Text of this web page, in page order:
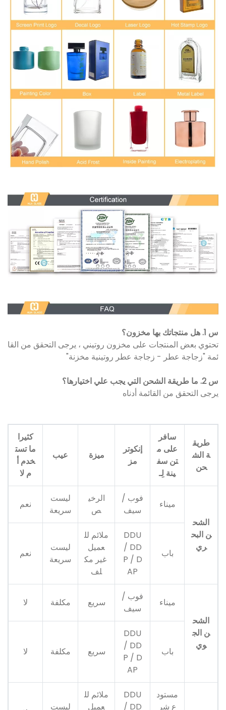
س 1. هل منتجاتك بها مخزون؟
تحتوي بعض المنتجات على مخزون روتيني ، يرجى التحقق من القا
ئمة "زجاجة عطر - زجاجة عطر روتينية مخزنة"
س 2. ما طريقة الشحن التي يجب علي اختيارها؟
يرجى التحقق من القائمة أدناه
طريق
ة الش
حن
سافر
على م
تن سف
ينة لِـ
إنكوتر
مز
ميزة عيب
كثيرا
ما تست
خدم أ
م لا
الشح
ن البح
ري
ميناء
فوب /
سيف
الرخي
ص
ليست
سريعة
نعم
باب
DDU
/ DD
P / D
AP
ملائم لل
عميل
غير مك
لف
ليست
سريعة
نعم
الشح
ن الج
وي
ميناء
فوب /
سيف
سريع مكلفة لا
باب
DDU
/ DD
P / D
AP
سريع مكلفة لا
مستود
ع شر
DDU
/ DD
ملائم لل
عميل
ليست